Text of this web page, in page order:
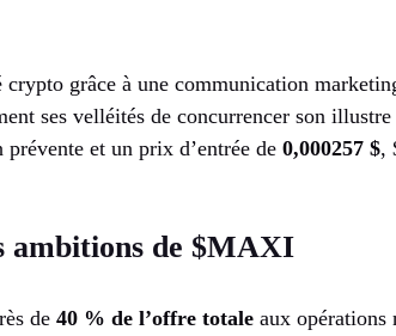
grâce à une communication
ses velléités de concurrencer son illustre
prévente et un prix d’entrée de 0,000257 $,
ambitions de $MAXI
de 40 % de l’offre totale aux opérations